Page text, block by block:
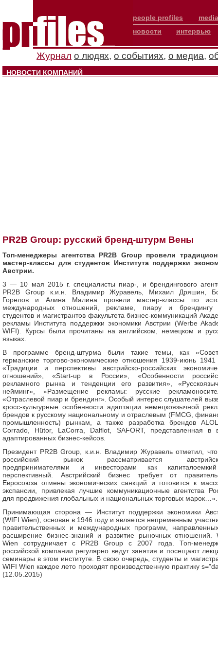
people profiles
новости
интервью
Журнал о людях, о событиях, о медиа,
НОВОСТИ КОМПАНИЙ
PR2B Group: русский бренд-штурм Вены
Топ-менеджеры агентства PR2B Group провели
мастер-классы для студентов Института поддержки
Австрии.
3 — 10 мая 2015 г. специалисты пиар-, и брендингового
PR2B Group к.и.н. Владимир Журавель, Михаил Дряшин,
Горелов и Алина Малина провели мастер-классы по
международных отношений, рекламе, пиару и брендингу
студентов и магистрантов факультета бизнес-коммуникаций
рекламы Института поддержки экономики Австрии (Werbe
WIFI). Курсы были прочитаны на английском, немецком и
языках.
В программе бренд-штурма были такие темы, как
германские торгово-экономические отношения 1939-июнь 1941
«Традиции и перспективы австрийско-российских
отношений», «Start-up в России», «Особенности
рекламного рынка и тенденции его развития»,
нейминг», «Размещение рекламы: русские
«Отраслевой пиар и брендинг». Особый интерес слушателей
кросс-культурные особенности адаптации немецкоязычной
брендов к русскому национальному и отраслевым (FMCG,
промышленность) рынкам, а также разработка брендов
Corrado, Hütor, LaCorra, Dalflot, SAFORT, представленная в
адаптированных бизнес-кейсов.
Президент PR2B Group, к.и.н. Владимир Журавель отметил,
российский рынок рассматривается
предпринимателями и инвесторами как
перспективный. Австрийский бизнес требует от
Евросоюза отмены экономических санкций и готовится к
экспансии, привлекая лучшие коммуникационные агентства
для продвижения глобальных и национальных торговых марок…».
Принимающая сторона — Институт поддержки экономики
(WIFI Wien), основан в 1946 году и является непременным
правительственных и международных программ,
расширение бизнес-знаний и развитие рыночных отношений.
Wien сотрудничает с PR2B Group с 2007 года. Топ-
российской компании регулярно ведут занятия и посещают
семинары в этом институте. В свою очередь, студенты и
WIFI Wien каждое лето проходят производственную практику
(12.05.2015)